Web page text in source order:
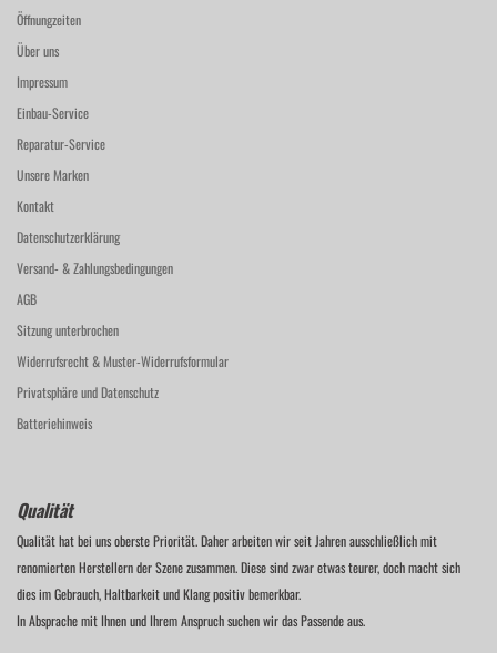
Öffnungzeiten
Über uns
Impressum
Einbau-Service
Reparatur-Service
Unsere Marken
Kontakt
Datenschutzerklärung
Versand- & Zahlungsbedingungen
AGB
Sitzung unterbrochen
Widerrufsrecht & Muster-Widerrufsformular
Privatsphäre und Datenschutz
Batteriehinweis
Qualität
Qualität hat bei uns oberste Priorität. Daher arbeiten wir seit Jahren ausschließlich mit
renomierten Herstellern der Szene zusammen. Diese sind zwar etwas teurer, doch macht sich
dies im Gebrauch, Haltbarkeit und Klang positiv bemerkbar.
In Absprache mit Ihnen und Ihrem Anspruch suchen wir das Passende aus.